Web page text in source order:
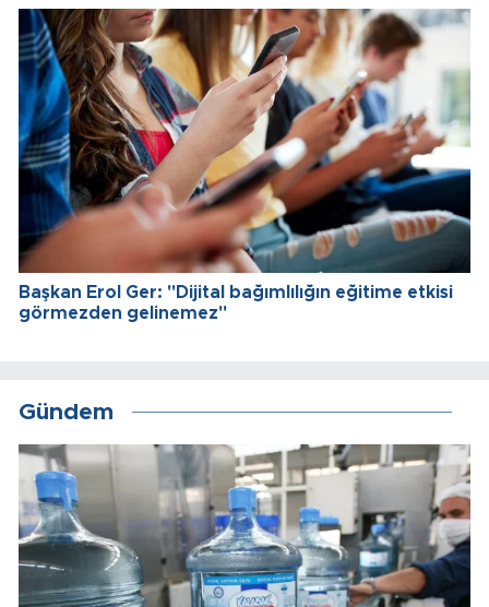
Başkan Erol Ger: "Dijital bağımlılığın eğitime etkisi
görmezden gelinemez"
Gündem